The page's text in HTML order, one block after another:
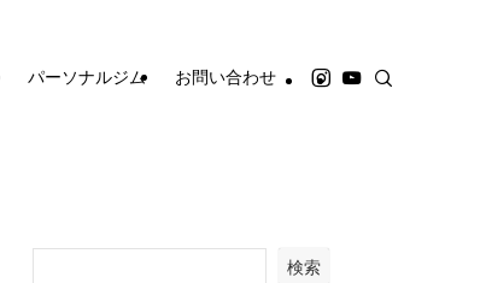
パーソナルジム お問い合わせ
検索